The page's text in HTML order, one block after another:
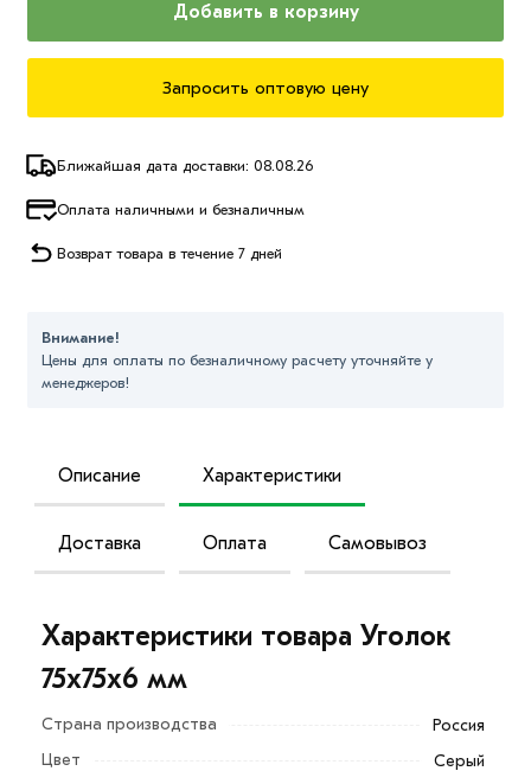
Ближайшая дата доставки: 08.08.26
Оплата наличными и безналичным
Возврат товара в течение 7 дней
Внимание!
Цены для оплаты по безналичному расчету уточняйте у
менеджеров!
Добавить в корзину
Запросить оптовую цену
Описание Характеристики
Доставка Оплата Самовывоз
Характеристики товара Уголок
75х75х6 мм
Страна производства
Россия
Цвет
Серый